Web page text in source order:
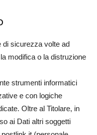
di sicurezza volte ad
modifica o la distruzione
strumenti informatici
e con logiche
Oltre al Titolare, in
ai Dati altri soggetti